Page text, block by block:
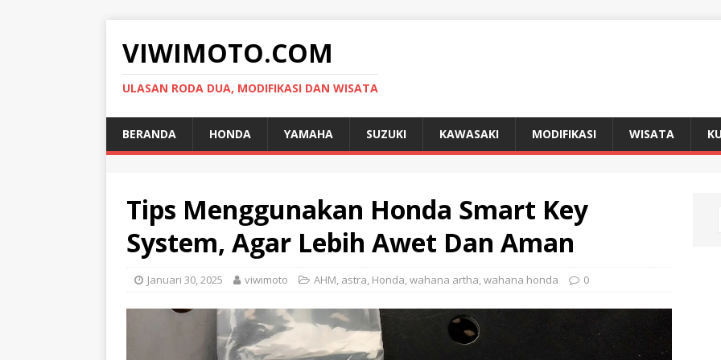
VIWIMOTO.COM
ULASAN RODA DUA, MODIFIKASI DAN WISATA
BERANDA HONDA YAMAHA SUZUKI KAWASAKI MODIFIKASI WISATA
Tips Menggunakan Honda Smart Key
System, Agar Lebih Awet Dan Aman
Januari 30, 2025 viwimoto AHM, astra, Honda,wahana artha,wahana honda 0